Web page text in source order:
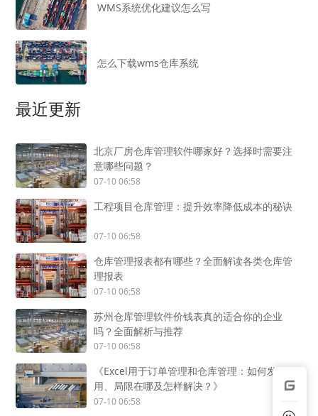
WMS系统优化建议怎么写
怎么下载wms仓库系统
最近更新
北京厂房仓库管理软件哪家好？选择时需要注
意哪些问题？
07-10 06:58
工程项目仓库管理：提升效率降低成本的秘诀
07-10 06:58
仓库管理报表都有哪些？全面解读各类仓库管
理报表
07-10 06:58
苏州仓库管理软件价钱表真的适合你的企业
吗？全面解析与推荐
07-10 06:58
《Excel用于订单管理和仓库管理：如何发挥作
用、局限在哪及怎样解决？》
07-10 06:58